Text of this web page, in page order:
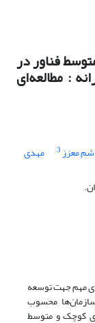
فناور در
: مطالعه‌ای
معزز3 مهدی
مهم جهت توسعه
محسوب
کوچک و متوسط